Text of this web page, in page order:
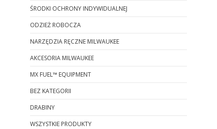
ŚRODKI OCHRONY INDYWIDUALNEJ
ODZIEŻ ROBOCZA
NARZĘDZIA RĘCZNE MILWAUKEE
AKCESORIA MILWAUKEE
MX FUEL™ EQUIPMENT
BEZ KATEGORII
DRABINY
WSZYSTKIE PRODUKTY